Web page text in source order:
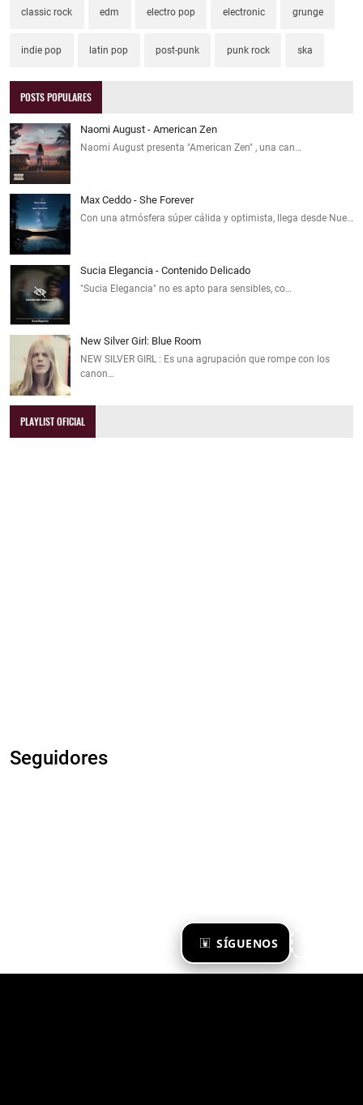
SÍGUENOS
classic rock edm electro pop electronic grunge
indie pop latin pop post-punk punk rock ska
POSTS POPULARES
Naomi August - American Zen
Naomi August presenta "American Zen" , una can…
Max Ceddo - She Forever
Con una atmósfera súper cálida y optimista, llega desde Nue…
Sucia Elegancia - Contenido Delicado
"Sucia Elegancia" no es apto para sensibles, co…
New Silver Girl: Blue Room
NEW SILVER GIRL : Es una agrupación que rompe con los
canon…
PLAYLIST OFICIAL
Seguidores